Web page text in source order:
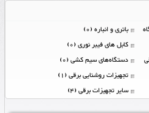
باتری و انباره (0)
کابل های فیبر نوری (0)
دستگاه‌های سیم کشی (0)
تجهیزات روشنایی برقی (1)
سایر تجهیزات برقی (4)